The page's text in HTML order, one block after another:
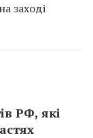
заході
РФ, які